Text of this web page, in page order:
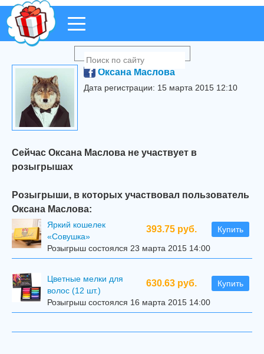
Оксана Маслова
Дата регистрации: 15 марта 2015 12:10
Сейчас Оксана Маслова не участвует в
розыгрышах
Розыгрыши, в которых участвовал пользователь
Оксана Маслова:
393.75 руб. Купить
Яркий кошелек
«Совушка»
Розыгрыш состоялся 23 марта 2015 14:00
630.63 руб. Купить
Цветные мелки для
волос (12 шт.)
Розыгрыш состоялся 16 марта 2015 14:00